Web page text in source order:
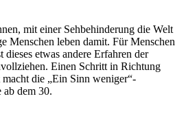
mit einer Sehbehinderung die Welt
Menschen leben damit. Für Menschen
dieses etwas andere Erfahren der
Einen Schritt in Richtung
die „Ein Sinn weniger“-
dem 30.